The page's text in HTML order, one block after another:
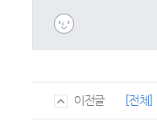
이전글 [전체]